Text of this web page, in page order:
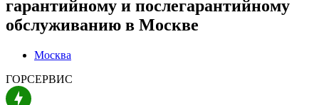
гарантийному и послегарантийному
обслуживанию в Москве
Москва
ГОРСЕРВИС